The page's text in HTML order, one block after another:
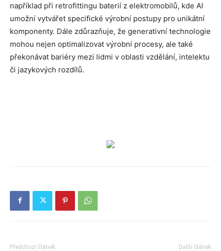
například při retrofittingu baterií z elektromobilů, kde AI
umožní vytvářet specifické výrobní postupy pro unikátní
komponenty. Dále zdůrazňuje, že generativní technologie
mohou nejen optimalizovat výrobní procesy, ale také
překonávat bariéry mezi lidmi v oblasti vzdělání, intelektu
či jazykových rozdílů.
Předchozí článek Další článek